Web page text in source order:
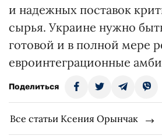
и надежных поставок
сырья. Украине нужно
готовой и в полной мере
евроинтеграционные
Поделиться
Все статьи Ксения Орынчак